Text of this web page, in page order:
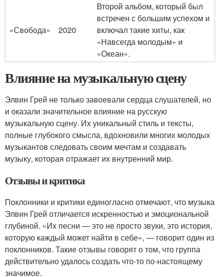
«Свобода» 2020
Второй альбом, который был
встречен с большим успехом и
включал такие хиты, как
«Навсегда молодым» и
«Океан».
Влияние на музыкальную сцену
Элвин Грей не только завоевали сердца слушателей, но
и оказали значительное влияние на русскую
музыкальную сцену. Их уникальный стиль и тексты,
полные глубокого смысла, вдохновили многих молодых
музыкантов следовать своим мечтам и создавать
музыку, которая отражает их внутренний мир.
Отзывы и критика
Поклонники и критики единогласно отмечают, что музыка
Элвин Грей отличается искренностью и эмоциональной
глубиной. «Их песни — это не просто звуки, это история,
которую каждый может найти в себе», — говорит один из
поклонников. Такие отзывы говорят о том, что группа
действительно удалось создать что-то по-настоящему
значимое.